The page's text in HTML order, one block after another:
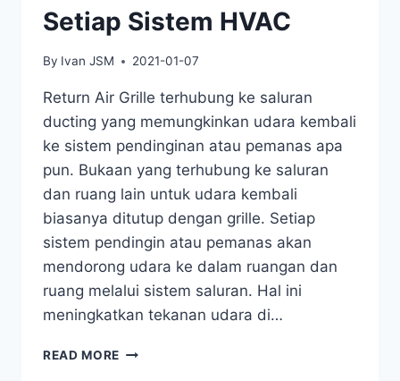
Setiap Sistem HVAC
By Ivan JSM 2021-01-07
Return Air Grille terhubung ke saluran
ducting yang memungkinkan udara kembali
ke sistem pendinginan atau pemanas apa
pun. Bukaan yang terhubung ke saluran
dan ruang lain untuk udara kembali
biasanya ditutup dengan grille. Setiap
sistem pendingin atau pemanas akan
mendorong udara ke dalam ruangan dan
ruang melalui sistem saluran. Hal ini
meningkatkan tekanan udara di…
READ MORE